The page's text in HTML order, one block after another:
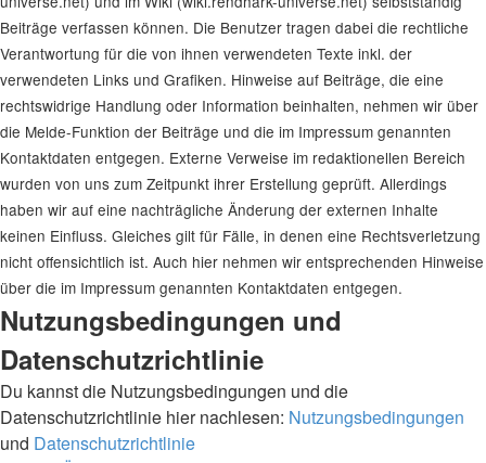
Beiträge verfassen können. Die Benutzer tragen dabei die rechtliche
Verantwortung für die von ihnen verwendeten Texte inkl. der
verwendeten Links und Grafiken. Hinweise auf Beiträge, die eine
rechtswidrige Handlung oder Information beinhalten, nehmen wir über
die Melde-Funktion der Beiträge und die im Impressum genannten
Kontaktdaten entgegen. Externe Verweise im redaktionellen Bereich
wurden von uns zum Zeitpunkt ihrer Erstellung geprüft. Allerdings
haben wir auf eine nachträgliche Änderung der externen Inhalte
keinen Einfluss. Gleiches gilt für Fälle, in denen eine Rechtsverletzung
nicht offensichtlich ist. Auch hier nehmen wir entsprechenden Hinweise
über die im Impressum genannten Kontaktdaten entgegen.
Nutzungsbedingungen und
Datenschutzrichtlinie
Du kannst die Nutzungsbedingungen und die
Datenschutzrichtlinie hier nachlesen: Nutzungsbedingungen
und Datenschutzrichtlinie